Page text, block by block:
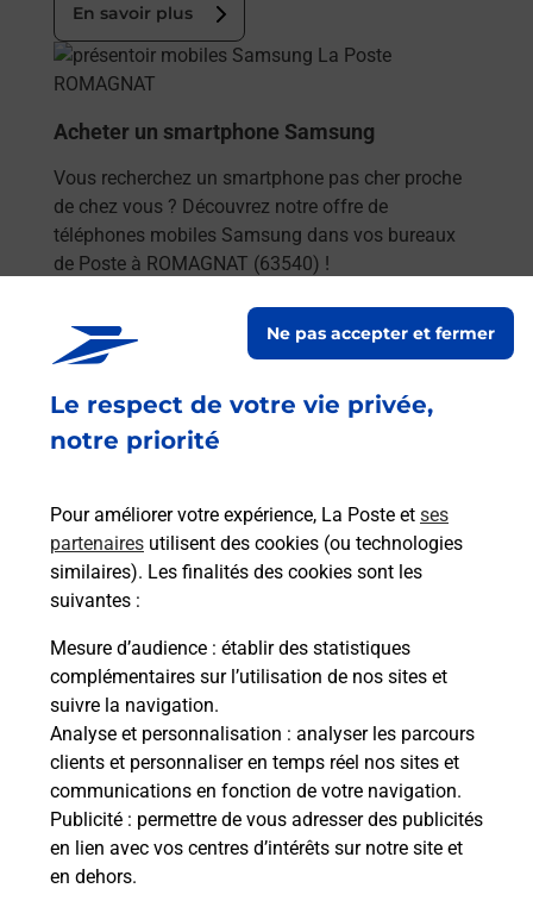
Le respect de votre vie privée,
notre priorité
Pour améliorer votre expérience, La Poste et ses
partenaires utilisent des cookies (ou technologies
similaires). Les finalités des cookies sont les
suivantes :
Mesure d’audience : établir des statistiques
complémentaires sur l’utilisation de nos sites et
suivre la navigation.
Analyse et personnalisation : analyser les parcours
clients et personnaliser en temps réel nos sites et
communications en fonction de votre navigation.
Publicité : permettre de vous adresser des publicités
en lien avec vos centres d’intérêts sur notre site et
en dehors.
Ne pas accepter et fermer
En savoir plus
En savoir plus
Acheter un smartphone Samsung
Vous recherchez un smartphone pas cher proche
de chez vous ? Découvrez notre offre de
téléphones mobiles Samsung dans vos bureaux
de Poste à ROMAGNAT (63540) !
En savoir plus
En savoir plus
Envoyer un colis
solutions proposées par La Poste.
En savoir plus
Souscrire à la téléassistance
Besoin d’un système de téléassistance à l’intérieur
et/ou à l’extérieur de votre domicile ? Découvrez
les offres téléalarme dans votre bureau de Poste à
ROMAGNAT.